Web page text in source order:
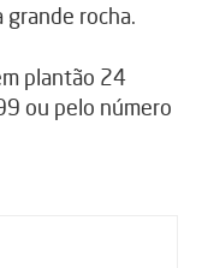
rocha.
plantão 24
ou pelo número